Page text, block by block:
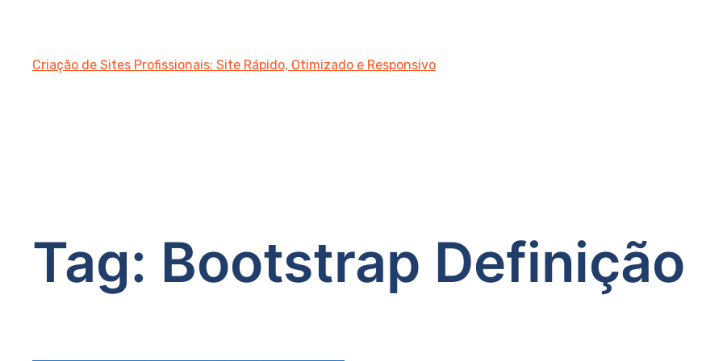
Criação de Sites Profissionais: Site Rápido, Otimizado e Responsivo
Tag: Bootstrap Definição